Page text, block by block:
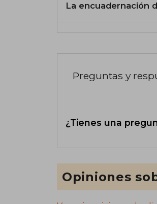
La encuadernación
Preguntas y
¿Tienes una
Opiniones